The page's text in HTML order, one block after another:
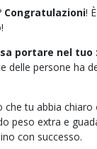
Congratulazioni!
portare nel tuo
delle persone ha
che tu abbia chiaro
peso extra e
con successo.